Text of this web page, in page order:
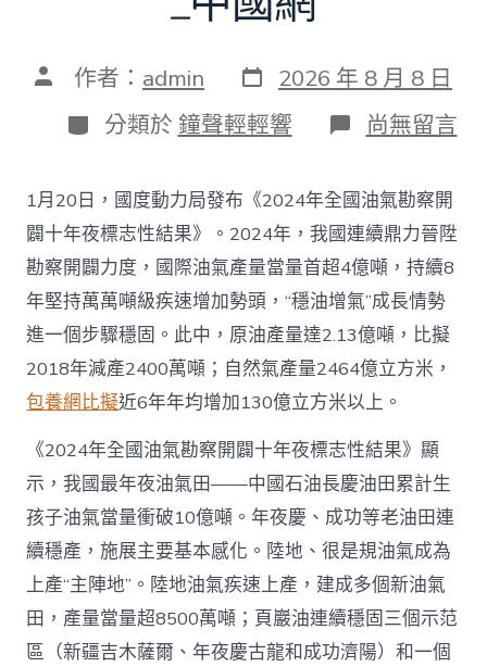
文 作者： admin 發
表
日
期
2026 年 8 月 8 日
分
類
分類於 鐘聲輕輕響 在
〈往
國
際
油
氣
查
包
養
app
產
量
當
首
超
4
億
噸
_
中
國
網〉
中
尚無留言
1月20日，國度動力局發布《2024年全國油氣勘察開
闢十年夜標志性結果》。2024年，我國連續鼎力晉陞
勘察開闢力度，國際油氣產量當量首超4億噸，持續8
年堅持萬萬噸級疾速增加勢頭，“穩油增氣”成長情勢
進一個步驟穩固。此中，原油產量達2.13億噸，比擬
2018年減產2400萬噸；自然氣產量2464億立方米，
包養網比擬近6年年均增加130億立方米以上。
《2024年全國油氣勘察開闢十年夜標志性結果》顯
示，我國最年夜油氣田——中國石油長慶油田累計生
孩子油氣當量衝破10億噸。年夜慶、成功等老油田連
續穩產，施展主要基本感化。陸地、很是規油氣成為
上產“主陣地”。陸地油氣疾速上產，建成多個新油氣
田，產量當量超8500萬噸；頁巖油連續穩固三個示范
區（新疆吉木薩爾、年夜慶古龍和成功濟陽）和一個